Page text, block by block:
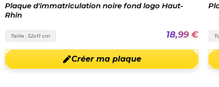
Plaque d'immatriculation noire fond logo Haut-
Rhin
Taille : 52x11 cm 18,99 €
Créer ma plaque